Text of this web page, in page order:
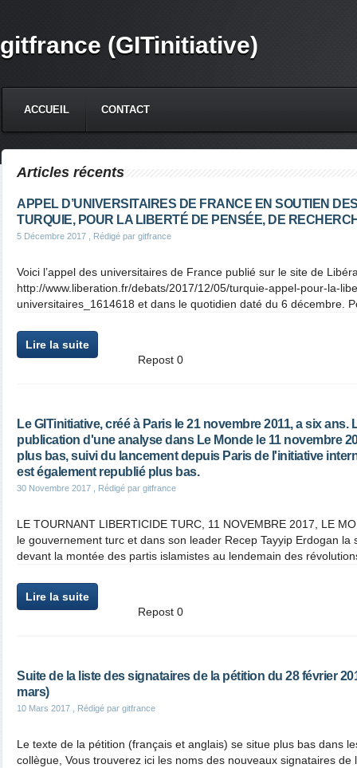
gitfrance (GITinitiative)
ACCUEIL CONTACT
Articles récents
APPEL D’UNIVERSITAIRES DE FRANCE EN SOUTIEN
TURQUIE, POUR LA LIBERTÉ DE PENSÉE, DE
5 Décembre 2017 , Rédigé par gitfrance
Voici l’appel des universitaires de France publié sur le site de
http://www.liberation.fr/debats/2017/12/05/turquie-appel-pour-la-
universitaires_1614618 et dans le quotidien daté du 6 décembre.
Lire la suite
Repost 0
Le GITinitiative, créé à Paris le 21 novembre 2011, a six ans.
publication d'une analyse dans Le Monde le 11 novembre
plus bas, suivi du lancement depuis Paris de l'initiative
est également republié plus bas.
30 Novembre 2017 , Rédigé par gitfrance
LE TOURNANT LIBERTICIDE TURC, 11 NOVEMBRE 2017, LE
le gouvernement turc et dans son leader Recep Tayyip Erdogan la
devant la montée des partis islamistes au lendemain des
Lire la suite
Repost 0
Suite de la liste des signataires de la pétition du 28 février
mars)
10 Mars 2017 , Rédigé par gitfrance
Le texte de la pétition (français et anglais) se situe plus bas dans
collègue, Vous trouverez ici les noms des nouveaux signataires